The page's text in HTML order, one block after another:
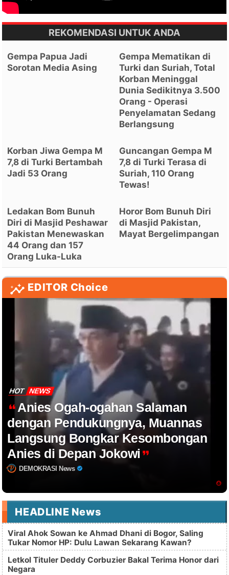
REKOMENDASI UNTUK ANDA
Gempa Papua Jadi
Sorotan Media Asing
Gempa Mematikan di
Turki dan Suriah, Total
Korban Meninggal
Dunia Sedikitnya 3.500
Orang - Operasi
Penyelamatan Sedang
Berlangsung
Korban Jiwa Gempa M
7,8 di Turki Bertambah
Jadi 53 Orang
Guncangan Gempa M
7,8 di Turki Terasa di
Suriah, 110 Orang
Tewas!
Ledakan Bom Bunuh
Diri di Masjid Peshawar
Pakistan Menewaskan
44 Orang dan 157
Orang Luka-Luka
Horor Bom Bunuh Diri
di Masjid Pakistan,
Mayat Bergelimpangan
EDITOR Choice
HOT NEWS
Anies Ogah-ogahan Salaman
dengan Pendukungnya, Muannas
Langsung Bongkar Kesombongan
Anies di Depan Jokowi
DEMOKRASI News
HEADLINE News
Viral Ahok Sowan ke Ahmad Dhani di Bogor, Saling
Tukar Nomor HP: Dulu Lawan Sekarang Kawan?
Letkol Tituler Deddy Corbuzier Bakal Terima Honor dari
Negara